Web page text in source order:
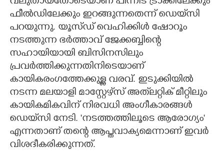
ഫീൽഡിലേക്കും ഇറങ്ങുന്നതെന്ന് ഡെയ്‌സി
പറയുന്നു. യൂസ്ഡ് വെഹിക്കിൾ ഷോറൂം
നടത്തുന്ന ഭർത്താവ് ജേക്കബ്ബിന്റെ
സഹായിയായി ബിസിനസിലും
പ്രവർത്തിക്കുന്നതിനിടെയാണ്
കായികരംഗത്തേക്കുള്ള വരവ്. ഇടുക്കിയിൽ
നടന്ന മലയാളി മാസ്റ്റേഴ്‌സ് അത്‌ലറ്റിക് മീറ്റിലും
കായികമികവിന് നിരവധി അംഗീകാരങ്ങൾ
ഡെയ്‌സി നേടി. 'നടത്തത്തിലൂടെ ആരോഗ്യം'
എന്നതാണ് തന്റെ ആപ്തവാക്യമെന്നാണ് ഇവർ
വിശദീകരിക്കുന്നത്.